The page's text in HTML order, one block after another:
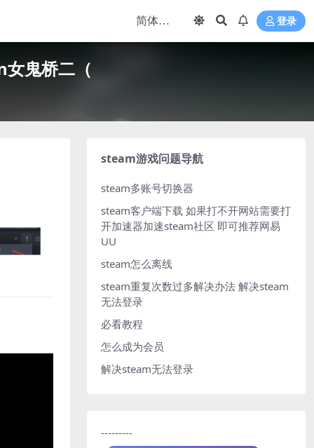
登录
鬼桥二（
steam游戏问题导航
steam多账号切换器
steam客户端下载 如果打不开网站需要打
开加速器加速steam社区 即可推荐网易
UU
steam怎么离线
steam重复次数过多解决办法 解决steam
无法登录
必看教程
怎么成为会员
解决steam无法登录
---------